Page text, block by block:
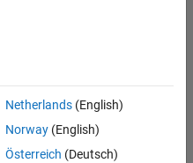
Netherlands(English)
Norway(English)
Österreich (Deutsch)